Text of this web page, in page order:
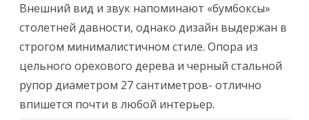
Внешний вид и звук напоминают «бумбоксы»
столетней давности, однако дизайн выдержан в
строгом минималистичном стиле. Опора из
цельного орехового дерева и черный стальной
рупор диаметром 27 сантиметров- отлично
впишется почти в любой интерьер.